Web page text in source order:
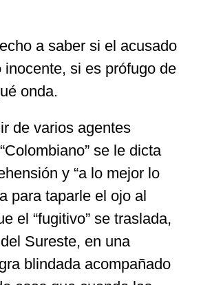
a saber si el acusado
inocente, si es prófugo de
onda.
de varios agentes
se le dicta
y “a lo mejor lo
para taparle el ojo al
el “fugitivo” se traslada,
Sureste, en una
blindada acompañado